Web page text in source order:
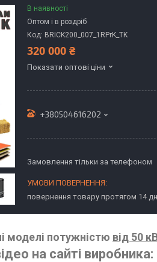
В наявності
Оптом і в роздріб
Код: BRICK200_007_1RPrK_TK
320 000 ₴
Показати оптові ціни
+380504616202
Замовлення тільки за телефоном
повернення товару протягом 14
моделі потужністю від 50
на сайті виробника: